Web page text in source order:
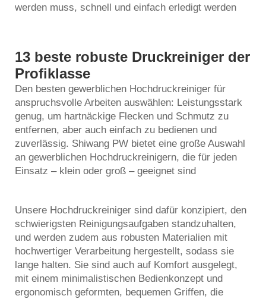
werden muss, schnell und einfach erledigt werden
13 beste robuste Druckreiniger der
Profiklasse
Den besten gewerblichen Hochdruckreiniger für
anspruchsvolle Arbeiten auswählen: Leistungsstark
genug, um hartnäckige Flecken und Schmutz zu
entfernen, aber auch einfach zu bedienen und
zuverlässig. Shiwang PW bietet eine große Auswahl
an gewerblichen Hochdruckreinigern, die für jeden
Einsatz – klein oder groß – geeignet sind
Unsere Hochdruckreiniger sind dafür konzipiert, den
schwierigsten Reinigungsaufgaben standzuhalten,
und werden zudem aus robusten Materialien mit
hochwertiger Verarbeitung hergestellt, sodass sie
lange halten. Sie sind auch auf Komfort ausgelegt,
mit einem minimalistischen Bedienkonzept und
ergonomisch geformten, bequemen Griffen, die